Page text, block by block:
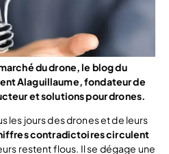
du drone, le blog du
Alaguillaume, fondateur de
et solutions pour drones.
les jours des drones et de leurs
contradictoires circulent
restent flous. Il se dégage une